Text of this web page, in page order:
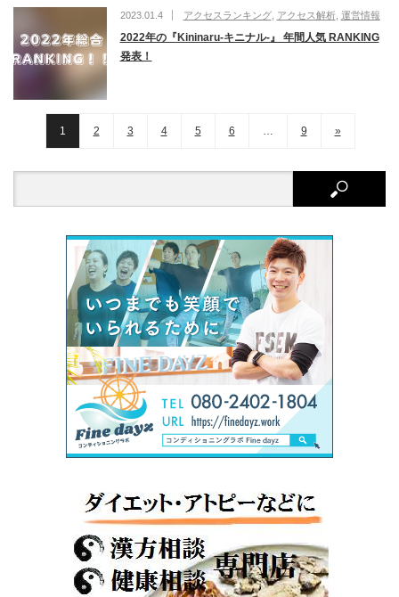
2023.01.4 アクセスランキング, アクセス解析 運営情報
2022年の『Kininaru-キニナル-』 年間人気 RANKING
発表！
1 2 3 4 5 6 … 9 »